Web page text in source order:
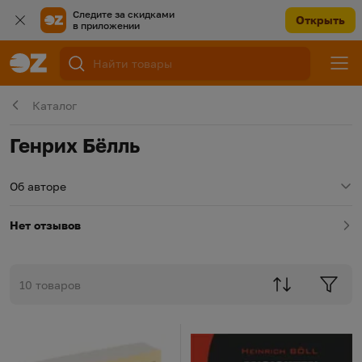
Следите за скидками
в приложении
Открыть
Каталог
Генрих Бёлль
Об авторе
Нет отзывов
10 товаров